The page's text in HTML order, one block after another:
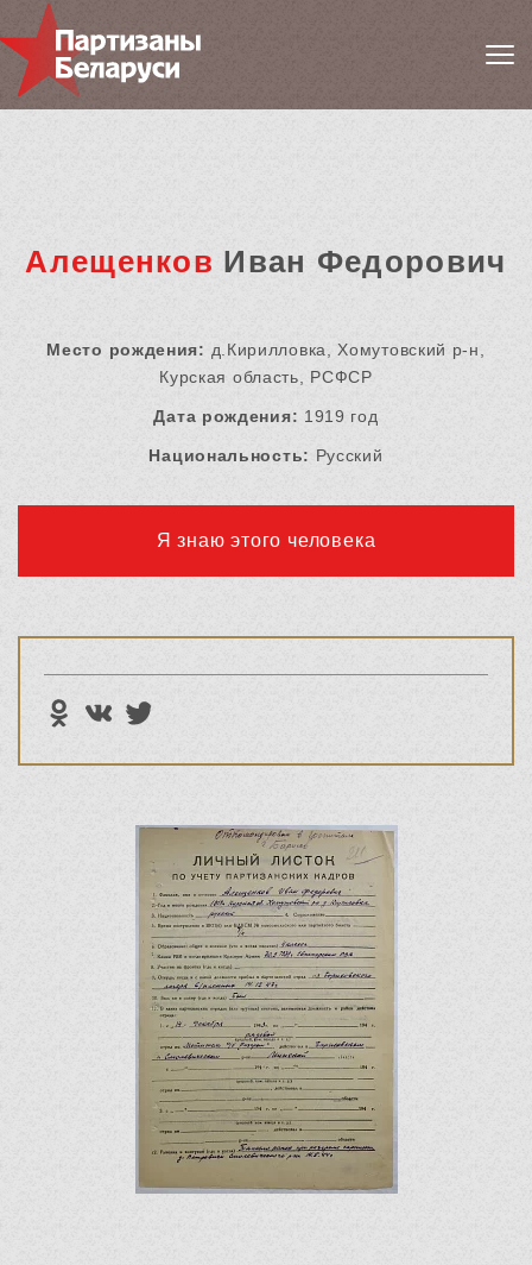
Алещенков Иван Федорович
Место рождения: д.Кирилловка, Хомутовский р-н,
Курская область, РСФСР
Дата рождения: 1919 год
Национальность: Русский
Я знаю этого человека